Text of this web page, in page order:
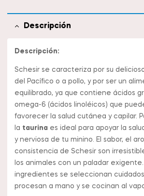
Descripción
Descripción:
Schesir se caracteriza por su
del Pacífico o a pollo, y por ser un
equilibrado, ya que contiene ácidos
omega-6 (ácidos linoléicos) que
favorecer la salud cutánea y capilar.
la taurina es ideal para apoyar la
y nerviosa de tu minino. El sabor, el
consistencia de Schesir son
los animales con un paladar exigente.
ingredientes se seleccionan
procesan a mano y se cocinan al